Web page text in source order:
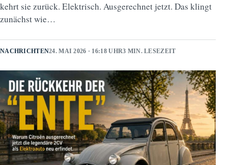
kehrt sie zurück. Elektrisch. Ausgerechnet jetzt. Das klingt
zunächst wie…
NACHRICHTEN24. MAI 2026 · 16:18 UHR3 MIN. LESEZEIT